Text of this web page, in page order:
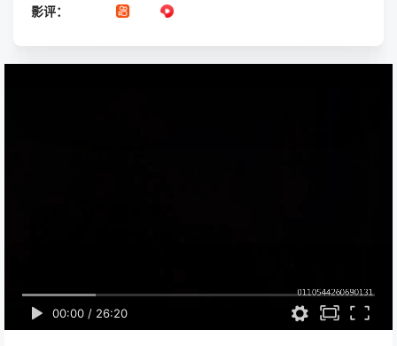
影评：
00:00 / 26:20